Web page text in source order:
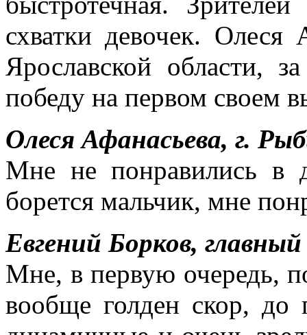
схватки девочек. Олеся
Ярославской области,
победу на первом своем
Олеся Афанасьева, г.
Мне не понравились в
борется мальчик, мне
Евгений Борков,
Мне, в первую очередь,
вообще голден скор, до